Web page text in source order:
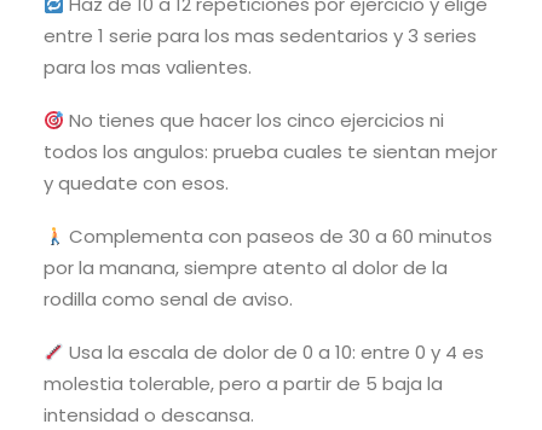
entre 1 serie para los mas sedentarios y 3 series
para los mas valientes.
No tienes que hacer los cinco ejercicios ni
todos los angulos: prueba cuales te sientan mejor
y quedate con esos.
Complementa con paseos de 30 a 60 minutos
por la manana, siempre atento al dolor de la
rodilla como senal de aviso.
Usa la escala de dolor de 0 a 10: entre 0 y 4 es
molestia tolerable, pero a partir de 5 baja la
intensidad o descansa.